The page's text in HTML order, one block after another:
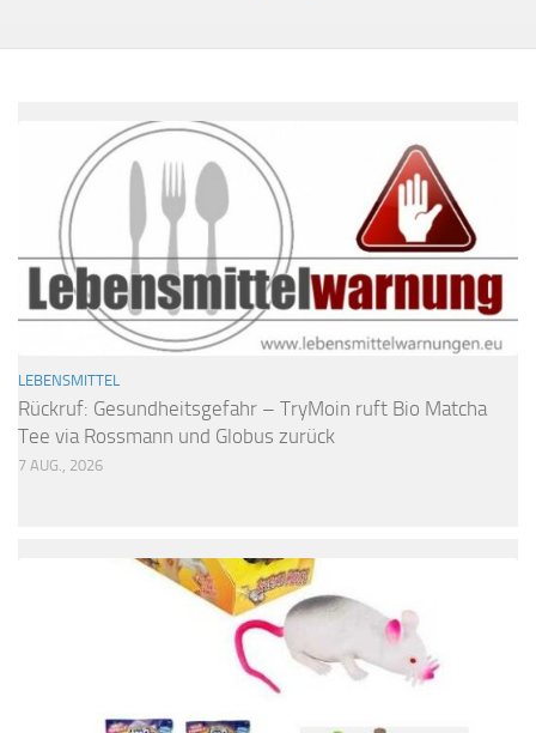
LEBENSMITTEL
Rückruf: Gesundheitsgefahr – TryMoin ruft Bio Matcha
Tee via Rossmann und Globus zurück
7 AUG., 2026